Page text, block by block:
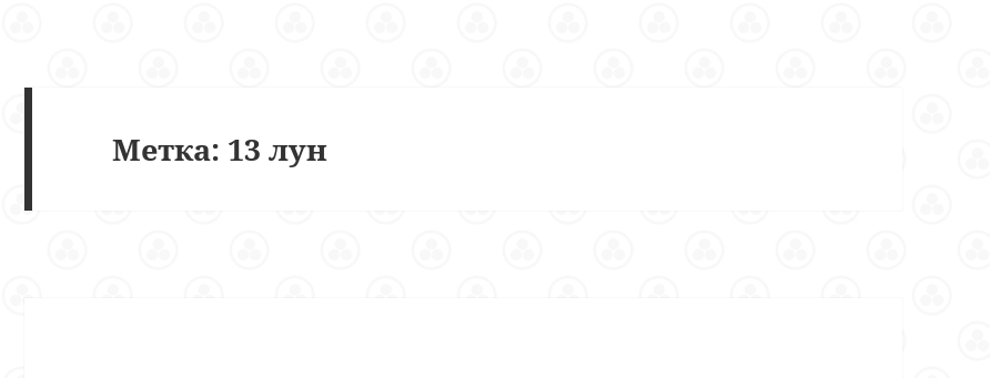
Метка: 13 лун